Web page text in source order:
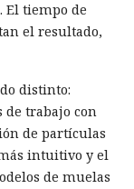
El tiempo de
el resultado,
distinto:
trabajo con
de partículas
intuitivo y el
de muelas